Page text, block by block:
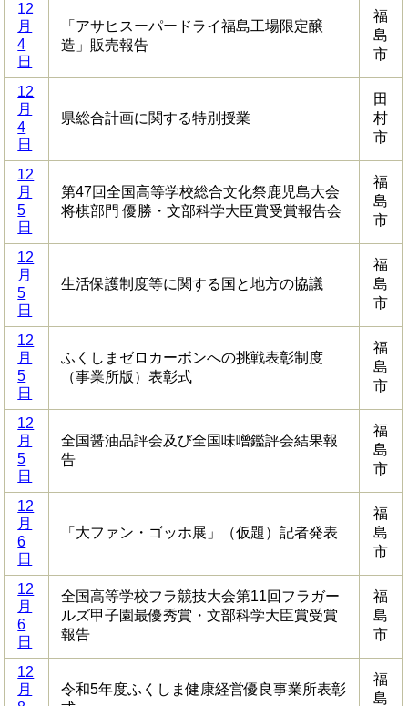
12
月
4
日
「アサヒスーパードライ福島工場限定醸
造」販売報告
福
島
市
12
月
4
日
県総合計画に関する特別授業
田
村
市
12
月
5
日
第47回全国高等学校総合文化祭鹿児島大会
将棋部門 優勝・文部科学大臣賞受賞報告会
福
島
市
12
月
5
日
生活保護制度等に関する国と地方の協議
福
島
市
12
月
5
日
ふくしまゼロカーボンへの挑戦表彰制度
（事業所版）表彰式
福
島
市
12
月
5
日
全国醤油品評会及び全国味噌鑑評会結果報
告
福
島
市
12
月
6
日
「大ファン・ゴッホ展」（仮題）記者発表
福
島
市
12
月
6
日
全国高等学校フラ競技大会第11回フラガー
ルズ甲子園最優秀賞・文部科学大臣賞受賞
報告
福
島
市
12
月
令和5年度ふくしま健康経営優良事業所表彰
福
島